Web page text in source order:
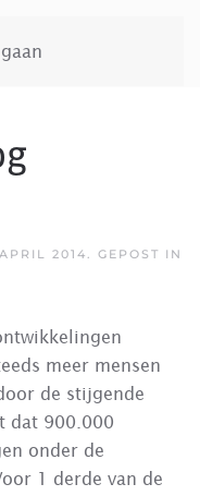
2014. GEPOST IN
meer mensen
de stijgende
dat 900.000
onder de
1 derde van de